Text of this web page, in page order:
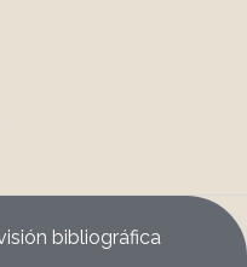
bibliográfica